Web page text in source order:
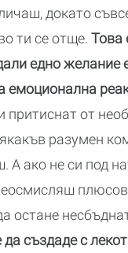
докато
ти се отще. Това
едно желание
емоционална
притиснат от
разумен
А ако не си под
остане
създаде с